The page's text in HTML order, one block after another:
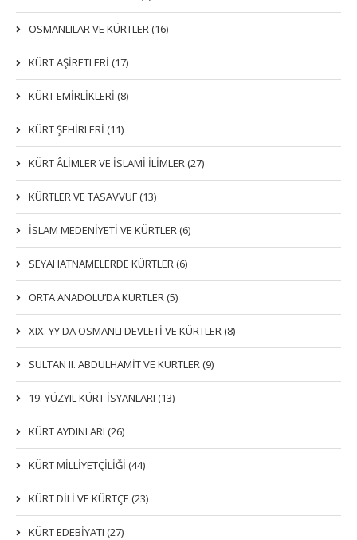
OSMANLILAR VE KÜRTLER (16)
KÜRT AŞİRETLERİ (17)
KÜRT EMİRLİKLERİ (8)
KÜRT ŞEHİRLERİ (11)
KÜRT ÂLİMLER VE İSLAMİ İLİMLER (27)
KÜRTLER VE TASAVVUF (13)
İSLAM MEDENİYETİ VE KÜRTLER (6)
SEYAHATNAMELERDE KÜRTLER (6)
ORTA ANADOLU’DA KÜRTLER (5)
XIX. YY'DA OSMANLI DEVLETI VE KÜRTLER (8)
SULTAN II. ABDÜLHAMİT VE KÜRTLER (9)
19. YÜZYIL KÜRT İSYANLARI (13)
KÜRT AYDINLARI (26)
KÜRT MİLLİYETÇİLİĞİ (44)
KÜRT DİLİ VE KÜRTÇE (23)
KÜRT EDEBİYATI (27)